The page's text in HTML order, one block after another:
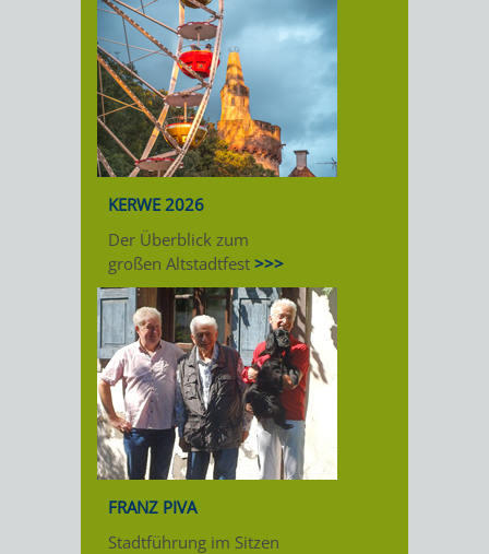
KERWE 2026
Der Überblick zum
großen Altstadtfest >>>
FRANZ PIVA
Stadtführung im Sitzen